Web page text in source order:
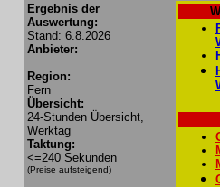
Ergebnis der
Auswertung:
Stand: 6.8.2026
Anbieter:
Region:
Fern
Übersicht:
24-Stunden Übersicht,
Werktag
Taktung:
<=240 Sekunden
(Preise aufsteigend)